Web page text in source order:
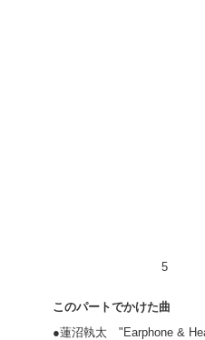
5
このパートでかけた曲
●蓮沼執太 "Earphone &